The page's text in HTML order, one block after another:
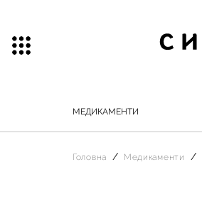
МЕДИКАМЕНТИ
Головна Медикаменти